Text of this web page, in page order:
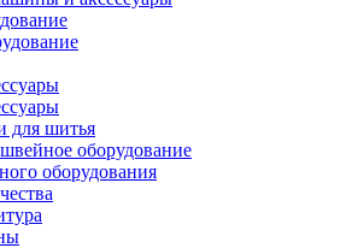
для шитья
оборудование
оборудования